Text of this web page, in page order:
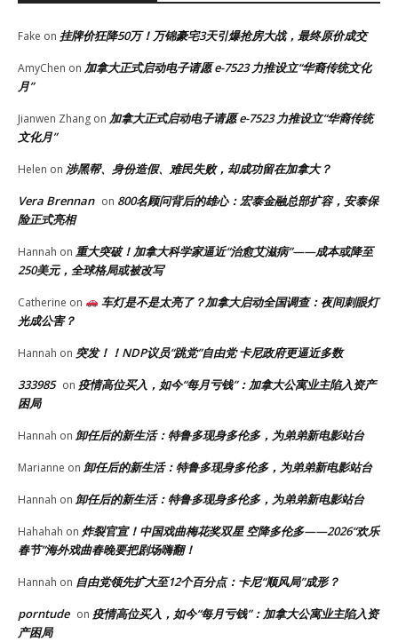
Fake on 挂牌价狂降50万！万锦豪宅3天引爆抢房大战，最终原价成交
AmyChen on 加拿大正式启动电子请愿 e-7523 力推设立“华裔传统文化
月”
Jianwen Zhang on 加拿大正式启动电子请愿 e-7523 力推设立“华裔传统
文化月”
Helen on 涉黑帮、身份造假、难民失败，却成功留在加拿大？
Vera Brennan on 800名顾问背后的雄心：宏泰金融总部扩容，安泰保
险正式亮相
Hannah on 重大突破！加拿大科学家逼近“治愈艾滋病”——成本或降至
250美元，全球格局或被改写
Catherine on
车灯是不是太亮了？加拿大启动全国调查：夜间刺眼灯
光成公害？
Hannah on 突发！！NDP议员“跳党”自由党 卡尼政府更逼近多数
333985 on 疫情高位买入，如今“每月亏钱”：加拿大公寓业主陷入资产
困局
Hannah on 卸任后的新生活：特鲁多现身多伦多，为弟弟新电影站台
Marianne on 卸任后的新生活：特鲁多现身多伦多，为弟弟新电影站台
Hannah on 卸任后的新生活：特鲁多现身多伦多，为弟弟新电影站台
Hahahah on 炸裂官宣！中国戏曲梅花奖双星 空降多伦多——2026“欢乐
春节”海外戏曲春晚要把剧场嗨翻！
Hannah on 自由党领先扩大至12个百分点：卡尼“顺风局”成形？
porntude on 疫情高位买入，如今“每月亏钱”：加拿大公寓业主陷入资
产困局